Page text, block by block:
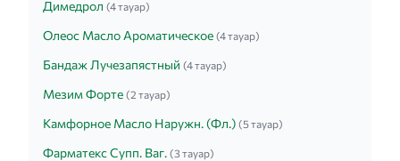
Димедрол (4 тауар)
Олеос Масло Ароматическое (4 тауар)
Бандаж Лучезапястный (4 тауар)
Мезим Форте (2 тауар)
Камфорное Масло Наружн. (Фл.) (5 тауар)
Фарматекс Супп. Ваг. (3 тауар)